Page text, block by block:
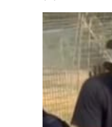
email